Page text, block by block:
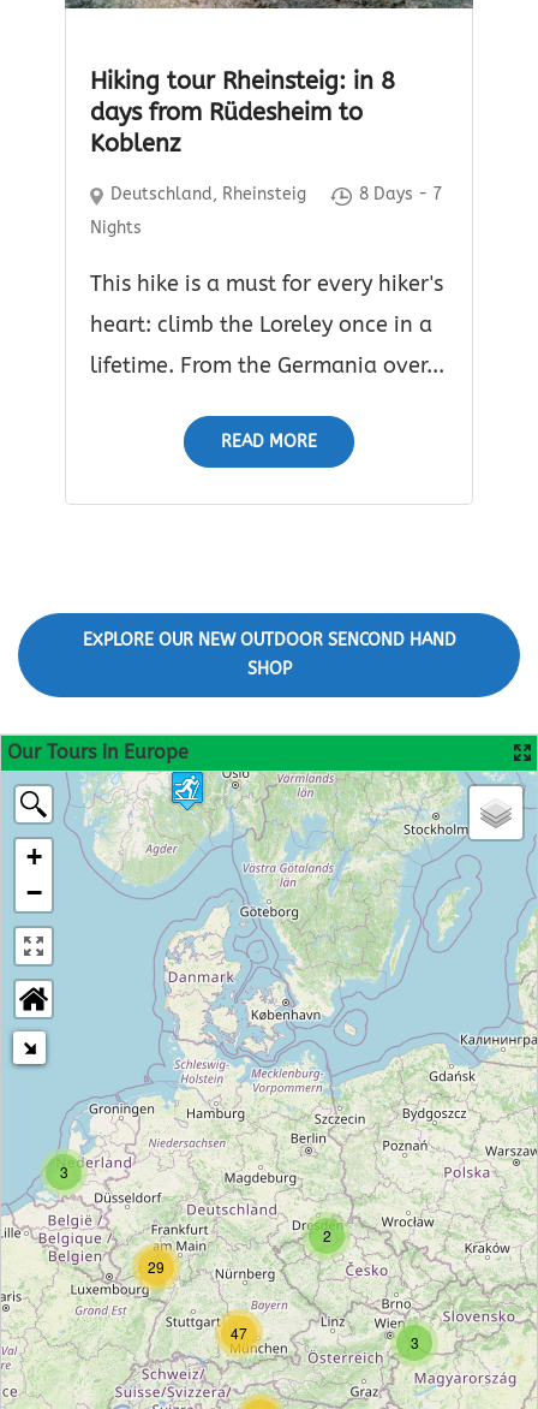
Hiking tour Rheinsteig: in 8
days from Rüdesheim to
Koblenz
Deutschland, Rheinsteig
8 Days - 7
Nights
This hike is a must for every hiker's
heart: climb the Loreley once in a
lifetime. From the Germania over...
READ MORE
EXPLORE OUR NEW OUTDOOR SENCOND HAND
SHOP
Our Tours in Europe
3
2
3
29
47
+
−